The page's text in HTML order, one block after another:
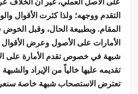
على الأصل العملي، غير أن الخلاف
التقدم ووجهه؛ ولذا كثرت الأقوال
المقام. وبطبيعة الحال، وقبل
الأمارات على الأصول وعرض الأقوال
شبهة في خصوص تقدم الأمارة على
تقديمه عليها خالياً من الإيراد
تعترض الاستصحاب شبهة خاصة